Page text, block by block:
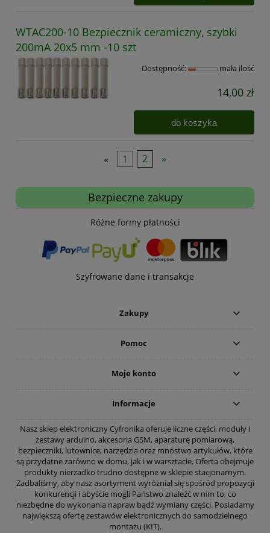
WTAC200-10 Bezpiecznik ceramiczny, szybki
200mA 20x5 mm -10 szt
Dostępność: mała ilość
14,00 zł
do koszyka
« 1 2 »
Bezpieczne zakupy
Różne formy płatności
Szyfrowane dane i transakcje
Zakupy
Pomoc
Moje konto
Informacje
Nasz sklep elektroniczny Cyfronika oferuje liczne części, moduły i
zestawy arduino, akcesoria GSM, aparaturę pomiarową,
bezpieczniki, lutownice, narzędzia oraz mnóstwo artykułów, które
są przydatne zarówno w domu, jak i w warsztacie. Oferta obejmuje
produkty nierzadko trudno dostępne w sklepie stacjonarnym.
Zadbaliśmy, aby nasz asortyment wyróżniał się spośród propozycji
konkurencji i abyście mogli Państwo znaleźć w nim to, co
niezbędne do wykonania napraw bądź wymiany części. Posiadamy
największą ofertę zestawów elektronicznych do samodzielnego
montażu (KIT).